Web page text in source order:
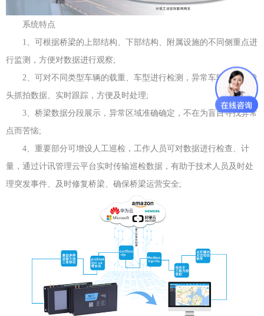
系统特点
1、可根据桥梁的上部结构、下部结构、附属设施的不同侧重点进
行监测，方便对数据进行观察;
2、可对不同类型车辆的载重、车型进行检测，异常车辆通过摄像
头抓拍数据、实时跟踪，方便及时处理;
3、桥梁数据分段展示，异常区域准确确定，不在为盲目寻找异常
点而苦恼;
4、重要部分可增设人工巡检，工作人员可对数据进行检查、计
量，通过计讯管理云平台实时传输巡检数据，有助于技术人员及时处
理突发事件、及时修复桥梁、确保桥梁运营安全;